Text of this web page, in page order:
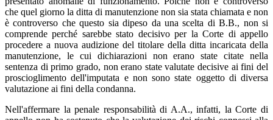
che quel giorno la ditta di manutenzione non sia stata chiamata e non
è controverso che questo sia dipeso da una scelta di B.B., non si
comprende perché sarebbe stato decisivo per la Corte di appello
procedere a nuova audizione del titolare della ditta incaricata della
manutenzione, le cui dichiarazioni non erano state citate nella
sentenza di primo grado, non erano state valutate decisive ai fini del
proscioglimento dell'imputata e non sono state oggetto di diversa
valutazione ai fini della condanna.
Nell'affermare la penale responsabilità di A.A., infatti, la Corte di